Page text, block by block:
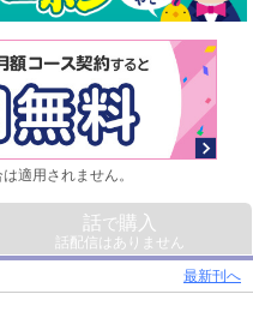
適用されません。
話で購入
話配信はありません
最新刊へ